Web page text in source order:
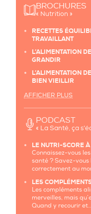
BROCHURES
« Nutrition »
RECETTES
TRAVAILLANT
L’ALIMENTATION
GRANDIR
L’ALIMENTATION
BIEN VIEILLIR
AFFICHER PLUS
PODCAST
« La Santé, ça
LE NUTRI-SCORE
Connaissez-vous
santé ? Savez-vous
correctement au
LES
Les compléments
merveilles, mais
Quand y recourir et…